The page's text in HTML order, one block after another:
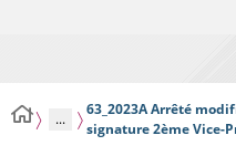
...
63_2023A Arrêté
signature 2ème Vice-